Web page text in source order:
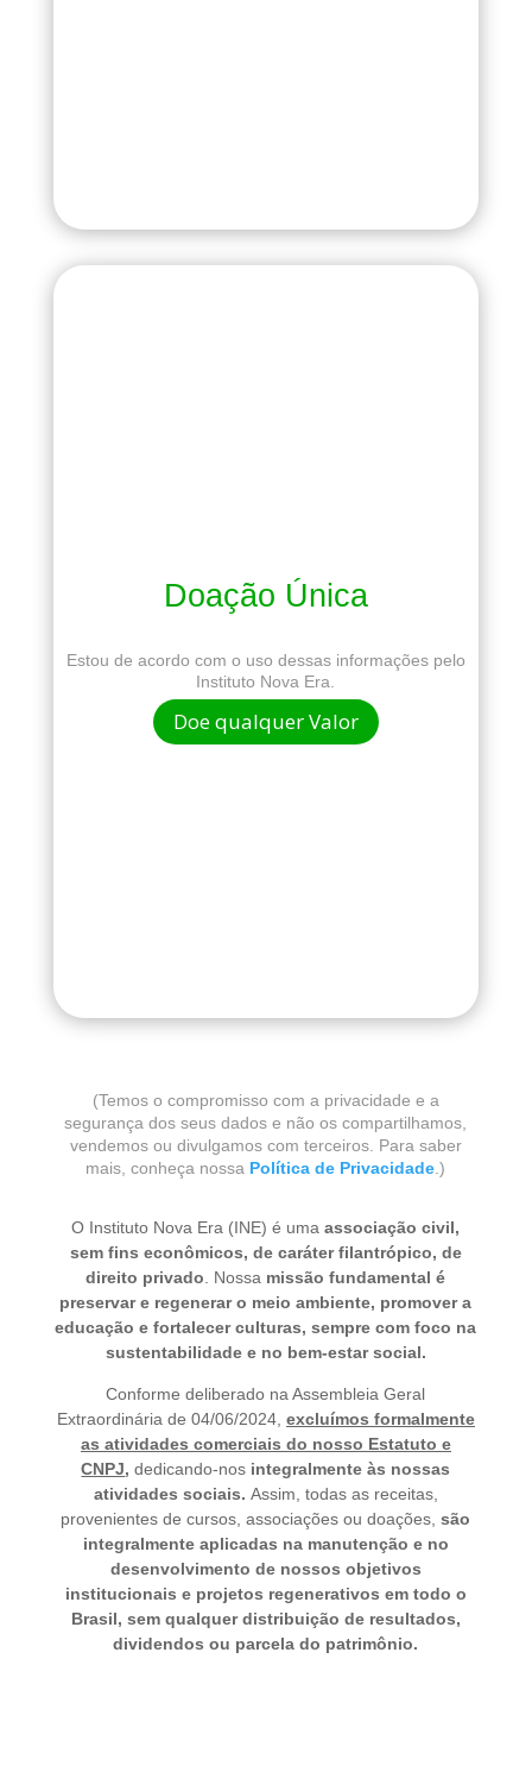
Doação Única
Estou de acordo com o uso dessas informações pelo
Instituto Nova Era.
Doe qualquer Valor
(Temos o compromisso com a privacidade e a
segurança dos seus dados e não os compartilhamos,
vendemos ou divulgamos com terceiros. Para saber
mais, conheça nossa Política de Privacidade .)
O Instituto Nova Era (INE) é umaassociação civil,
sem fins econômicos, de caráter filantrópico, de
direito privado . Nossa missão fundamental é
preservar e regenerar o meio ambiente, promover a
educação e fortalecer culturas, sempre com foco na
sustentabilidade e no bem-estar social.
Conforme deliberado na Assembleia Geral
Extraordinária de 04/06/2024, excluímos formalmente
as atividades comerciais do nosso Estatuto e
CNPJ, dedicando-nos integralmente às nossas
atividades sociais. Assim, todas as receitas,
provenientes de cursos, associações ou doações,são
integralmente aplicadas na manutenção e no
desenvolvimento de nossos objetivos
institucionais e projetos regenerativos em todo o
Brasil, sem qualquer distribuição de resultados,
dividendos ou parcela do patrimônio.